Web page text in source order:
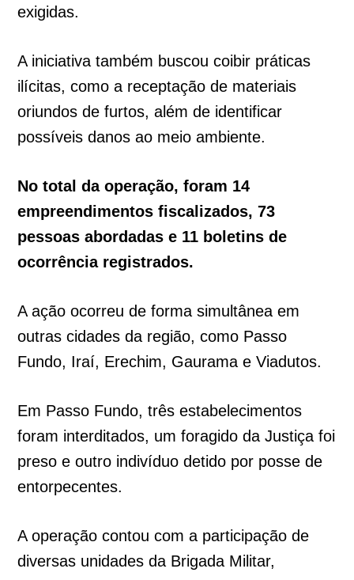
exigidas.
A iniciativa também buscou coibir práticas
ilícitas, como a receptação de materiais
oriundos de furtos, além de identificar
possíveis danos ao meio ambiente.
No total da operação, foram 14
empreendimentos fiscalizados, 73
pessoas abordadas e 11 boletins de
ocorrência registrados.
A ação ocorreu de forma simultânea em
outras cidades da região, como Passo
Fundo, Iraí, Erechim, Gaurama e Viadutos.
Em Passo Fundo, três estabelecimentos
foram interditados, um foragido da Justiça foi
preso e outro indivíduo detido por posse de
entorpecentes.
A operação contou com a participação de
diversas unidades da Brigada Militar,